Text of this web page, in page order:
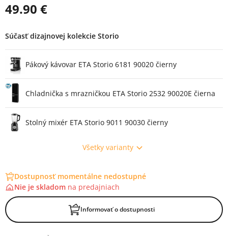
49.90 €
Súčasť dizajnovej kolekcie Storio
Pákový kávovar ETA Storio 6181 90020 čierny
Chladnička s mrazničkou ETA Storio 2532 90020E čierna
Stolný mixér ETA Storio 9011 90030 čierny
Všetky varianty
Dostupnosť momentálne nedostupné
Nie je skladom na predajniach
Informovať o dostupnosti